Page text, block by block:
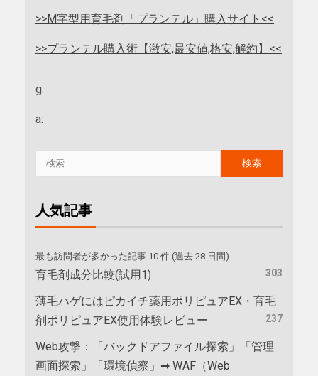
>>M字型用育毛剤「プランテル」購入サイト<<
>>プランテル購入術【激安,最安値,格安,解約】<<
g:
a:
人気記事
最も訪問者が多かった記事 10 件 (過去 28 日間)
育毛剤成分比較(試用1) 303
薄毛ハゲにはピカイチ薬用ポリピュアEX・育毛
剤ポリピュアEX使用体験レビュー
237
Web攻撃：「バックドアファイル探索」「管理
画面探索」「環境偵察」➡ WAF（Web